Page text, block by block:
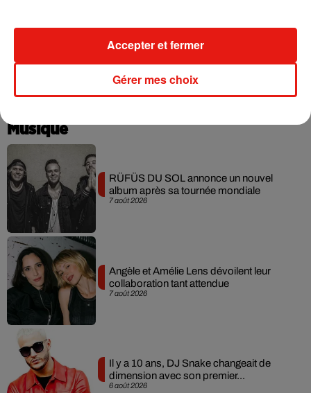
Musique
7 août 2026
RÜFÜS DU SOL annonce un nouvel
album après sa tournée mondiale
7 août 2026
Angèle et Amélie Lens dévoilent leur
collaboration tant attendue
6 août 2026
Il y a 10 ans, DJ Snake changeait de
dimension avec son premier...
Gérer mes choix
Accepter et fermer